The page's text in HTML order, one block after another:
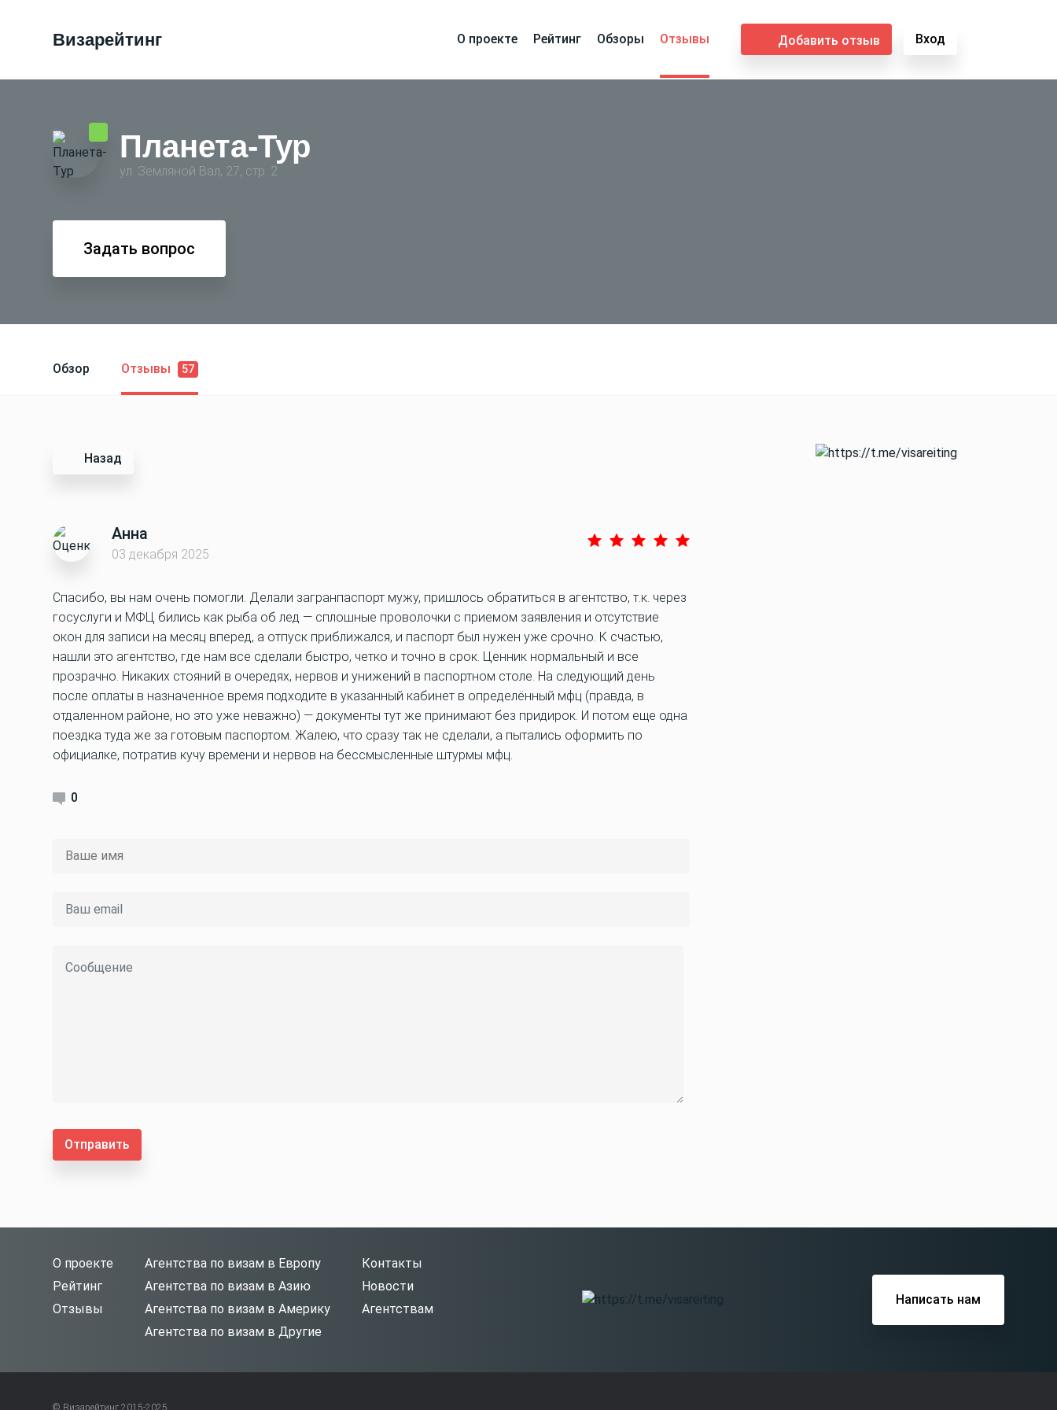
Визарейтинг О проекте Рейтинг Обзоры Отзывы Добавить отзыв Вход
Планета-Тур
ул. Земляной Вал, 27, стр. 2
Задать вопрос
Обзор Отзывы 57
Назад
Анна
03 декабря 2025
Спасибо, вы нам очень помогли. Делали загранпаспорт мужу, пришлось обратиться в агентство, т.к. через
госуслуги и МФЦ бились как рыба об лед — сплошные проволочки с приемом заявления и отсутствие
окон для записи на месяц вперед, а отпуск приближался, и паспорт был нужен уже срочно. К счастью,
нашли это агентство, где нам все сделали быстро, четко и точно в срок. Ценник нормальный и все
прозрачно. Никаких стояний в очередях, нервов и унижений в паспортном столе. На следующий день
после оплаты в назначенное время подходите в указанный кабинет в определённый мфц (правда, в
отдаленном районе, но это уже неважно) — документы тут же принимают без придирок. И потом еще одна
поездка туда же за готовым паспортом. Жалею, что сразу так не сделали, а пытались оформить по
официалке, потратив кучу времени и нервов на бессмысленные штурмы мфц.
0
Отправить
О проекте
Рейтинг
Отзывы
Агентства по визам в Европу
Агентства по визам в Азию
Агентства по визам в Америку
Агентства по визам в Другие
Контакты
Новости
Агентствам
Написать нам
© Визарейтинг 2015-2025.